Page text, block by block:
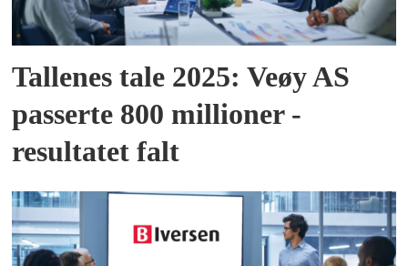
Tallenes tale 2025: Veøy AS
passerte 800 millioner -
resultatet falt